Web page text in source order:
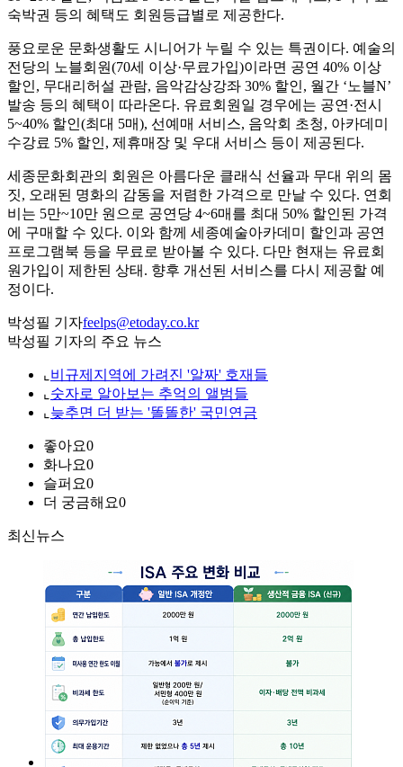
숙박권 등의 혜택도 회원등급별로 제공한다.
풍요로운 문화생활도 시니어가 누릴 수 있는 특권이다. 예술의
전당의 노블회원(70세 이상·무료가입)이라면 공연 40% 이상
할인, 무대리허설 관람, 음악감상강좌 30% 할인, 월간 ‘노블N’
발송 등의 혜택이 따라온다. 유료회원일 경우에는 공연·전시
5~40% 할인(최대 5매), 선예매 서비스, 음악회 초청, 아카데미
수강료 5% 할인, 제휴매장 및 우대 서비스 등이 제공된다.
세종문화회관의 회원은 아름다운 클래식 선율과 무대 위의 몸
짓, 오래된 명화의 감동을 저렴한 가격으로 만날 수 있다. 연회
비는 5만~10만 원으로 공연당 4~6매를 최대 50% 할인된 가격
에 구매할 수 있다. 이와 함께 세종예술아카데미 할인과 공연
프로그램북 등을 무료로 받아볼 수 있다. 다만 현재는 유료회
원가입이 제한된 상태. 향후 개선된 서비스를 다시 제공할 예
정이다.
박성필 기자feelps@etoday.co.kr
박성필 기자의 주요 뉴스
⌞ 비규제지역에 가려진 '알짜' 호재들
⌞ 숫자로 알아보는 추억의 앨범들
⌞ 늦추면 더 받는 '똘똘한' 국민연금
좋아요0
화나요0
슬퍼요0
더 궁금해요0
최신뉴스